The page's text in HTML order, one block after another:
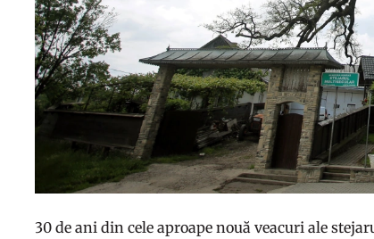
30 de ani din cele aproape nouă veacuri ale